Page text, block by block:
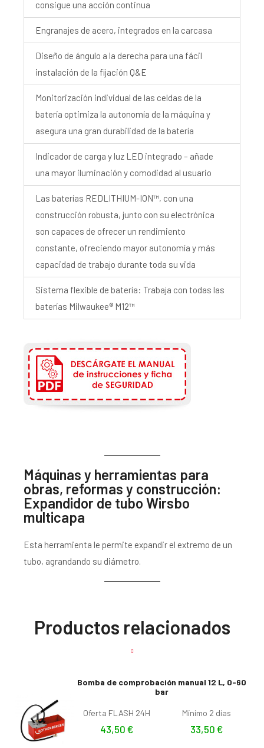
consigue una acción continua
Engranajes de acero, integrados en la carcasa
Diseño de ángulo a la derecha para una fácil
instalación de la fijación Q&E
Monitorización individual de las celdas de la
batería optimiza la autonomía de la máquina y
asegura una gran durabilidad de la batería
Indicador de carga y luz LED integrado – añade
una mayor iluminación y comodidad al usuario
Las baterías REDLITHIUM-ION™, con una
construcción robusta, junto con su electrónica
son capaces de ofrecer un rendimiento
constante, ofreciendo mayor autonomía y más
capacidad de trabajo durante toda su vida
Sistema flexible de batería: Trabaja con todas las
baterías Milwaukee® M12™
Máquinas y herramientas para
obras, reformas y construcción:
Expandidor de tubo Wirsbo
multicapa
Esta herramienta le permite expandir el extremo de un
tubo, agrandando su diámetro.
Productos relacionados
Bomba de comprobación manual 12 L, 0-60
bar
Oferta FLASH 24H
43,50 €
Mínimo 2 días
33,50 €